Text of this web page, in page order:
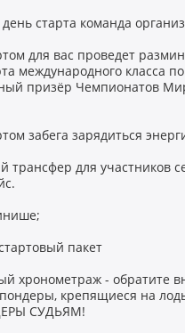
старта команда
для вас проведет
международного класса
призёр Чемпионатов
забега зарядиться
трансфер для участников
пакет
хронометраж - обратите
крепящиеся на
СУДЬЯМ!